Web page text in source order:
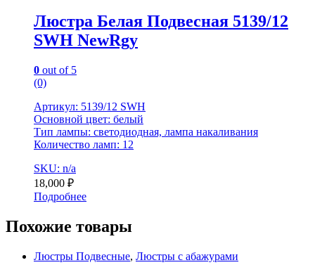
Люстра Белая Подвесная 5139/12
SWH NewRgy
0 out of 5
(0)
Артикул: 5139/12 SWH
Основной цвет: белый
Тип лампы: светодиодная, лампа накаливания
Количество ламп: 12
SKU: n/a
18,000 ₽
Подробнее
Похожие товары
Люстры Подвесные, Люстры с абажурами